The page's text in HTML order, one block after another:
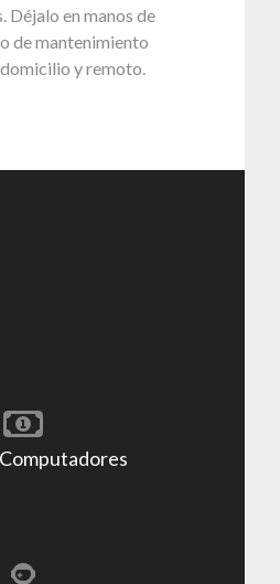
Déjalo en manos de
de mantenimiento
y remoto.